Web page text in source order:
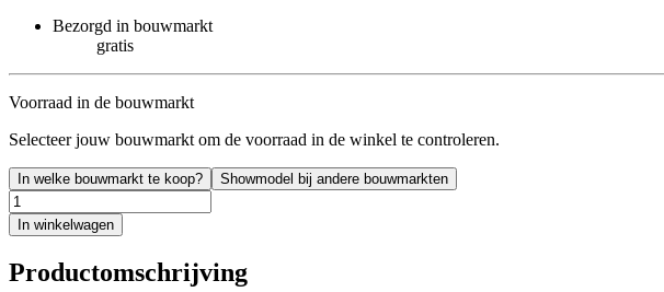
Bezorgd in bouwmarkt
gratis
Voorraad in de bouwmarkt
Selecteer jouw bouwmarkt om de voorraad in de winkel te controleren.
In welke bouwmarkt te koop? Showmodel bij andere bouwmarkten
In winkelwagen
Productomschrijving